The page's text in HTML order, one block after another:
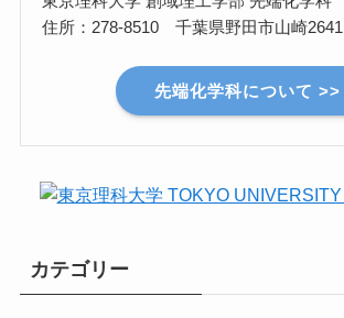
住所：278-8510 千葉県野田市山崎2641
先端化学科について >>
カテゴリー